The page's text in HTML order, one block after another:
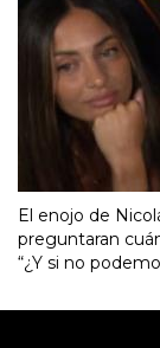
El enojo de
preguntaran
“¿Y si no